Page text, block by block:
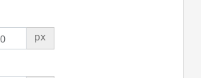
px